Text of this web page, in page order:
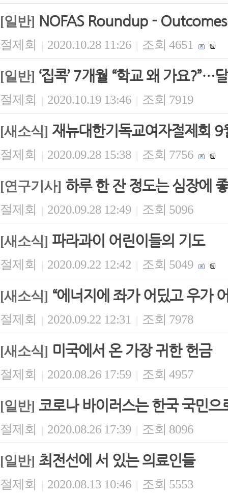
[일반] NOFAS Roundup -
절제회 | 2020.10.28 11:26 | 조회 4651
[일반] ‘집콕’ 7개월 “학교 왜 가요?”…
절제회 | 2020.10.19 13:46 | 조회 7919
[새소식] 재뉴대한기독교여자절제회
절제회 | 2020.09.28 15:38 | 조회 7756
[연구기사] 하루 한 잔 정도는 심장에
절제회 | 2020.09.28 12:49 | 조회 5096
[새소식] 파라과이 어린이들의 기도
절제회 | 2020.09.22 12:42 | 조회 5049
[새소식] “에너지에 좌가 어딨고 우가
절제회 | 2020.09.22 12:31 | 조회 7978
[새소식] 미국에서 온 가장 귀한 헌금
절제회 | 2020.08.26 17:59 | 조회 4957
[일반] 코로나 바이러스는 한국 국민
절제회 | 2020.08.26 17:39 | 조회 8096
[일반] 최전선에 서 있는 의료인들
절제회 | 2020.08.13 10:46 | 조회 5553